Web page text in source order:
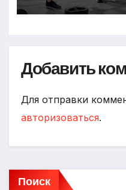
Добавить
Для отправки
авторизоваться.
Поиск